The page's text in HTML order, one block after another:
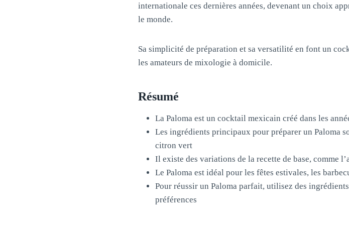
internationale ces dernières années, devenant un choix
le monde.
Sa simplicité de préparation et sa versatilité en font un
les amateurs de mixologie à domicile.
Résumé
La Paloma est un cocktail mexicain créé dans les
Les ingrédients principaux pour préparer un Paloma
citron vert
Il existe des variations de la recette de base, comme
Le Paloma est idéal pour les fêtes estivales, les
Pour réussir un Paloma parfait, utilisez des
préférences